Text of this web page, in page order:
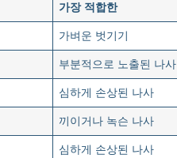
가장 적합한
가벼운 벗기기
부분적으로 노출된 나사
심하게 손상된 나사
끼이거나 녹슨 나사
심하게 손상된 나사